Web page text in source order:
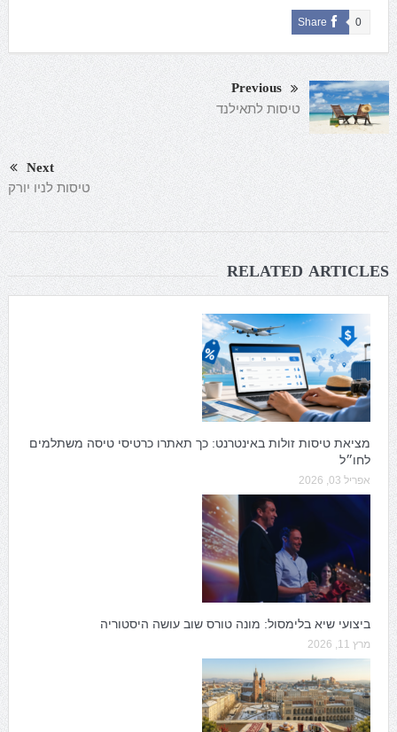
Share 0
Previous
טיסות לתאילנד
Next
טיסות לניו יורק
RELATED ARTICLES
מציאת טיסות זולות באינטרנט: כך תאתרו כרטיסי טיסה משתלמים
לחו״ל
אפריל 03, 2026
ביצועי שיא בלימסול: מונה טורס שוב עושה היסטוריה
מרץ 11, 2026